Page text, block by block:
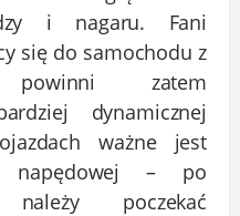
i nagaru. Fani
się do samochodu z
powinni zatem
dynamicznej
ważne jest
napędowej – po
poczekać